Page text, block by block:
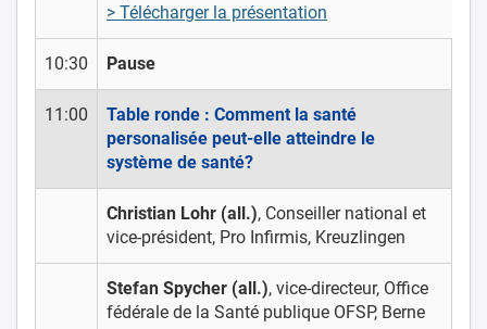
> Télécharger la présentation
10:30 Pause
11:00
Table ronde : Comment la santé
personalisée peut-elle atteindre le
système de santé?
Christian Lohr (all.), Conseiller national et
vice-président, Pro Infirmis, Kreuzlingen
Stefan Spycher (all.), vice-directeur, Office
fédérale de la Santé publique OFSP, Berne